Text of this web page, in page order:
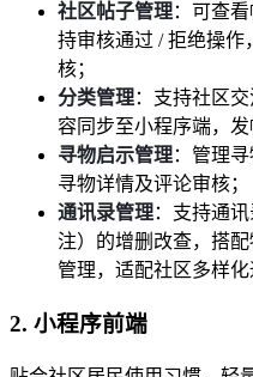
社区帖子管理：可查
持审核通过 / 拒绝操作
核；
分类管理：支持社区
容同步至小程序端，发
寻物启示管理：管理
寻物详情及评论审核；
通讯录管理：支持通
注）的增删改查，搭
管理，适配社区多样化
2. 小程序前端